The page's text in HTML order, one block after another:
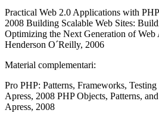
Practical Web 2.0 Applications with
2008 Building Scalable Web Sites:
Optimizing the Next Generation of Web
Henderson O´Reilly, 2006
Material complementari:
Pro PHP: Patterns, Frameworks,
Apress, 2008 PHP Objects, Patterns,
Apress, 2008